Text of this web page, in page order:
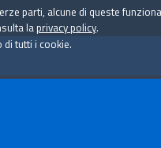
parti, alcune di queste
la privacy policy.
di tutti i cookie.